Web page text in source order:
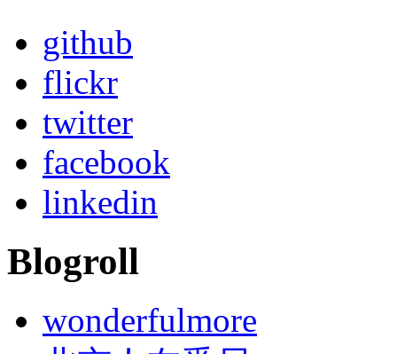
github
flickr
twitter
facebook
linkedin
Blogroll
wonderfulmore